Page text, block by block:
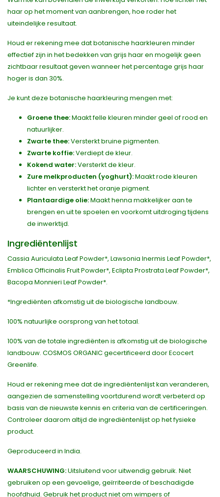
haar op het moment van aanbrengen, hoe roder het
uiteindelijke resultaat.
Houd er rekening mee dat botanische haarkleuren minder
effectief zijn in het bedekken van grijs haar en mogelijk geen
zichtbaar resultaat geven wanneer het percentage grijs haar
hoger is dan 30%.
Je kunt deze botanische haarkleuring mengen met:
Groene thee:Maakt felle kleuren minder geel of rood en
natuurlijker.
Zwarte thee:Versterkt bruine pigmenten.
Zwarte koffie:Verdiept de kleur.
Kokend water:Versterkt de kleur.
Zure melkproducten (yoghurt):Maakt rode kleuren
lichter en versterkt het oranje pigment.
Plantaardige olie:Maakt henna makkelijker aan te
brengen en uit te spoelen en voorkomt uitdroging tijdens
de inwerktijd.
Ingrediëntenlijst
Cassia Auriculata Leaf Powder*, Lawsonia Inermis Leaf Powder*,
Emblica Officinalis Fruit Powder*, Eclipta Prostrata Leaf Powder*,
Bacopa Monnieri Leaf Powder*.
*Ingrediënten afkomstig uit de biologische landbouw.
100% natuurlijke oorsprong van het totaal.
100% van de totale ingrediënten is afkomstig uit de biologische
landbouw. COSMOS ORGANIC gecertificeerd door Ecocert
Greenlife.
Houd er rekening mee dat de ingrediëntenlijst kan veranderen,
aangezien de samenstelling voortdurend wordt verbeterd op
basis van de nieuwste kennis en criteria van de certificeringen.
Controleer daarom altijd de ingrediëntenlijst op het fysieke
product.
Geproduceerd in India.
WAARSCHUWING:Uitsluitend voor uitwendig gebruik. Niet
gebruiken op een gevoelige, geïrriteerde of beschadigde
hoofdhuid. Gebruik het product niet om wimpers of